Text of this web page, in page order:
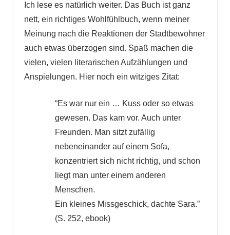
Ich lese es natürlich weiter. Das Buch ist ganz
nett, ein richtiges Wohlfühlbuch, wenn meiner
Meinung nach die Reaktionen der Stadtbewohner
auch etwas überzogen sind. Spaß machen die
vielen, vielen literarischen Aufzählungen und
Anspielungen. Hier noch ein witziges Zitat:
“Es war nur ein … Kuss oder so etwas
gewesen. Das kam vor. Auch unter
Freunden. Man sitzt zufällig
nebeneinander auf einem Sofa,
konzentriert sich nicht richtig, und schon
liegt man unter einem anderen
Menschen.
Ein kleines Missgeschick, dachte Sara.”
(S. 252, ebook)